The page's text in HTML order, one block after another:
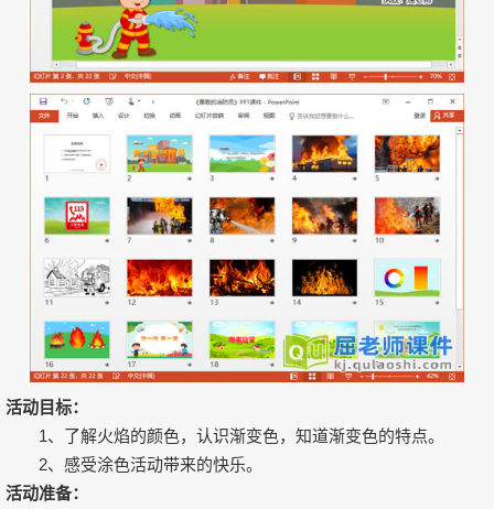
活动目标：
1、了解火焰的颜色，认识渐变色，知道渐变色的特点。
2、感受涂色活动带来的快乐。
活动准备：